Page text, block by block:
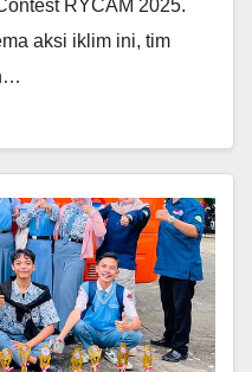
RYCAM 2025.
aksi iklim ini, tim